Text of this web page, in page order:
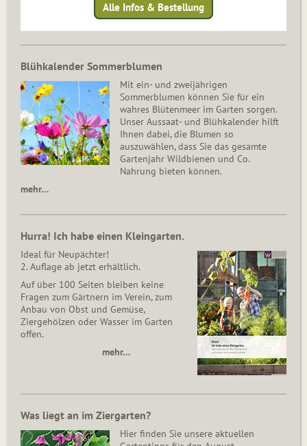
Alle Infos & Bestellung
Blühkalender Sommerblumen
Mit ein- und zweijährigen
Sommerblumen können Sie für ein
wahres Blütenmeer im Garten sorgen.
Unser Aussaat- und Blühkalender hilft
Ihnen dabei, die Blumen so
auszuwählen, dass Sie das gesamte
Gartenjahr Wildbienen und Co.
Nahrung bieten können.
mehr…
Hurra! Ich habe einen Kleingarten.
Ideal für Neupächter!
2. Auflage ab jetzt erhältlich.
Auf über 100 Seiten bleiben keine
Fragen zum Gärtnern im Verein, zum
Anbau von Obst und Gemüse,
Ziergehölzen oder Wasser im Garten
offen.
mehr…
Was liegt an im Ziergarten?
Hier finden Sie unsere aktuellen